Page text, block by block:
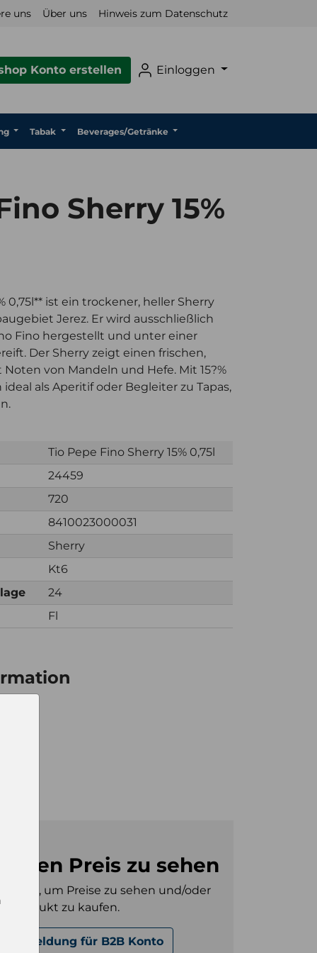
uns Über uns Hinweis zum Datenschutz
Konto erstellen Einloggen
Tabak Beverages/Getränke
Sherry 15%
0,75l** ist ein trockener, heller Sherry
Jerez. Er wird ausschließlich
Fino hergestellt und unter einer
Der Sherry zeigt einen frischen,
von Mandeln und Hefe. Mit 15?%
als Aperitif oder Begleiter zu Tapas,
Tio Pepe Fino Sherry 15% 0,75l
24459
720
8410023000031
Sherry
Kt6
24
Fl
den Preis zu sehen
sein, um Preise zu sehen und/oder
Produkt zu kaufen.
Anmeldung für B2B Konto